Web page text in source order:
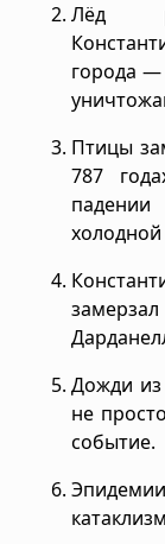
Лёд
города —
Птицы
787
Дожди из
не
событие.